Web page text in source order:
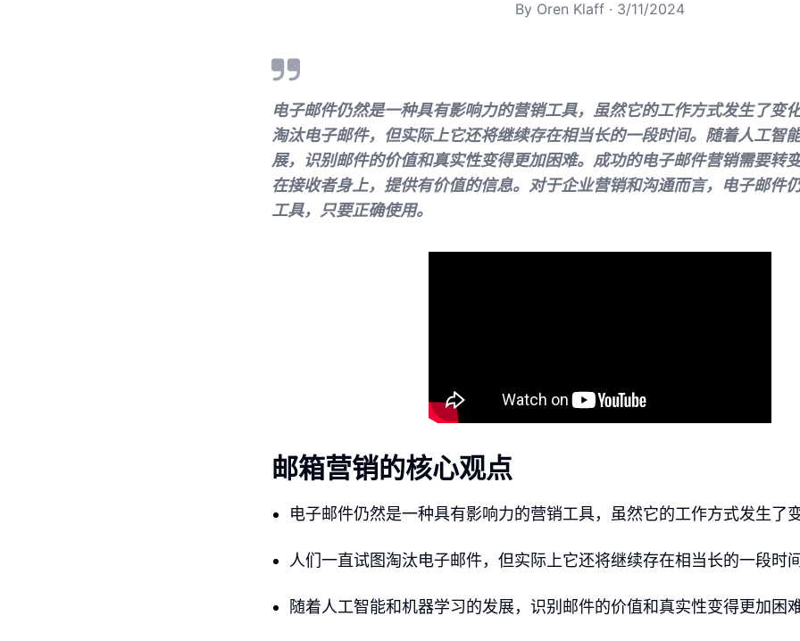
By Oren Klaff · 3/11/2024
电子邮件仍然是一种具有影响力的营销工具，虽然它的工作方式发生了变
淘汰电子邮件，但实际上它还将继续存在相当长的一段时间。随着人工智
展，识别邮件的价值和真实性变得更加困难。成功的电子邮件营销需要转
在接收者身上，提供有价值的信息。对于企业营销和沟通而言，电子邮件
工具，只要正确使用。
邮箱营销的核心观点
电子邮件仍然是一种具有影响力的营销工具，虽然它的工作方式发生了
人们一直试图淘汰电子邮件，但实际上它还将继续存在相当长的一段时间
随着人工智能和机器学习的发展，识别邮件的价值和真实性变得更加困